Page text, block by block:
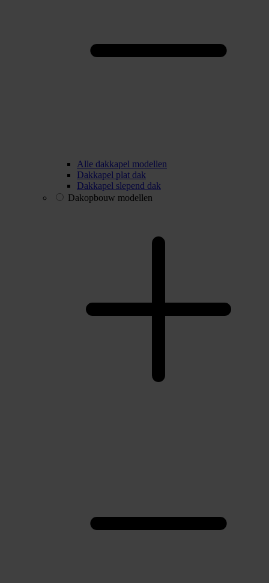
Alle dakkapel modellen
Dakkapel plat dak
Dakkapel slepend dak
Dakopbouw modellen